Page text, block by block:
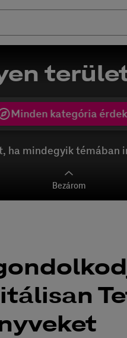
Minden kategória
ha mindegyik témában
Bezárom